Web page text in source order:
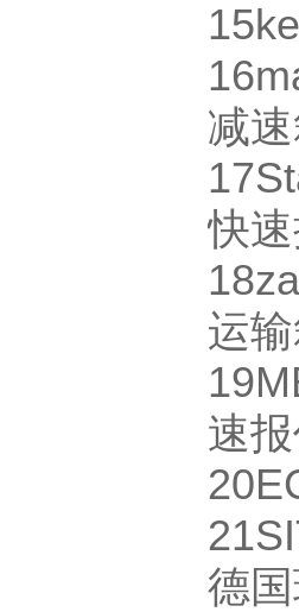
15
16
减
17
快
18
运
19
速
20
21
德国